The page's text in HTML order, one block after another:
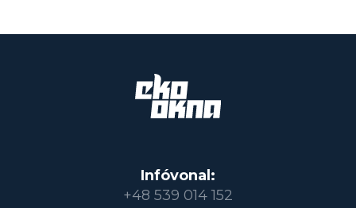
Infóvonal:
+48 539 014 152